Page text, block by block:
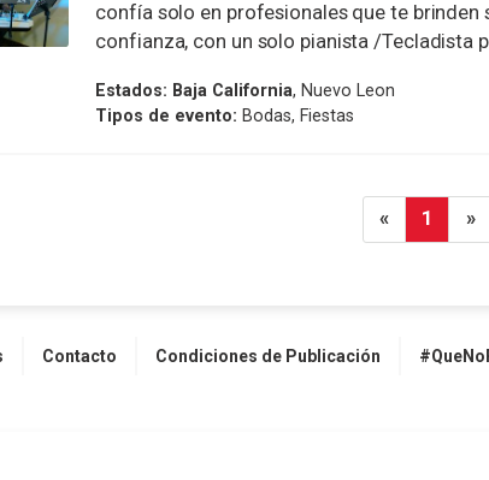
confía solo en profesionales que te brinden
confianza, con un solo pianista /Tecladista
Estados: Baja California, Nuevo Leon
Tipos de evento: Bodas, Fiestas
« 1 »
Contacto Condiciones de Publicación